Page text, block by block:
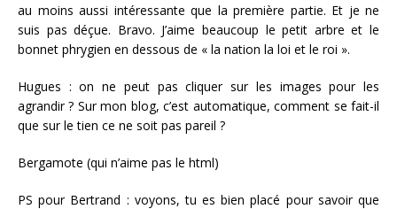
au moins aussi intéressante que la première partie. Et je ne
suis pas déçue. Bravo. J’aime beaucoup le petit arbre et le
bonnet phrygien en dessous de « la nation la loi et le roi ».
Hugues : on ne peut pas cliquer sur les images pour les
agrandir ? Sur mon blog, c’est automatique, comment se fait-il
que sur le tien ce ne soit pas pareil ?
Bergamote (qui n’aime pas le html)
PS pour Bertrand : voyons, tu es bien placé pour savoir que